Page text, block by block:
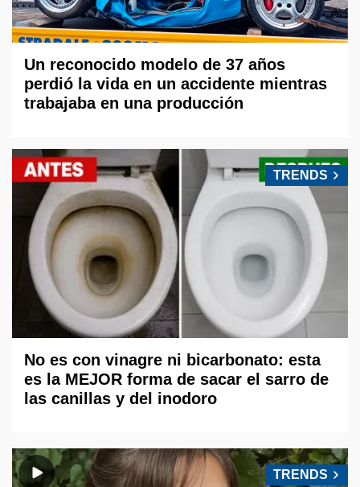
Un reconocido modelo de 37 años
perdió la vida en un accidente mientras
trabajaba en una producción
TRENDS
No es con vinagre ni bicarbonato: esta
es la MEJOR forma de sacar el sarro de
las canillas y del inodoro
TRENDS